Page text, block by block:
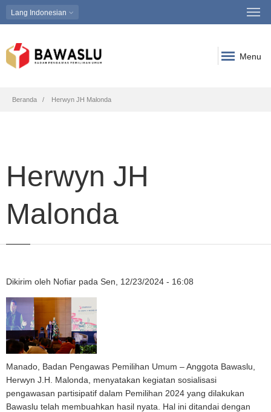
Lang Indonesian
Menu
Breadcrumb
Beranda Herwyn JH Malonda
Herwyn JH
Malonda
Dikirim oleh Nofiar pada Sen, 12/23/2024 - 16:08
Manado, Badan Pengawas Pemilihan Umum – Anggota Bawaslu,
Herwyn J.H. Malonda, menyatakan kegiatan sosialisasi
pengawasan partisipatif dalam Pemilihan 2024 yang dilakukan
Bawaslu telah membuahkan hasil nyata. Hal ini ditandai dengan